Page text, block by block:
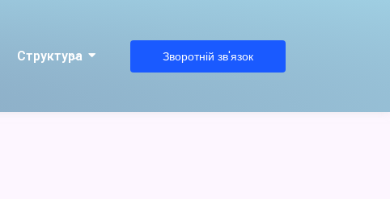
Структура Зворотній зв'язок